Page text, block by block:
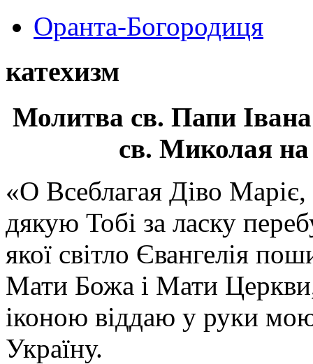
Оранта-Богородиця
катехизм
Молитва св. Папи
св. Миколая на
«О Всеблагая Діво
дякую Тобі за ласку
якої світло Євангелія
Мати Божа і Мати
іконою віддаю у руки
Україну.